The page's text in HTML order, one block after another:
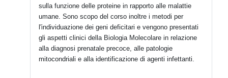
sulla funzione delle proteine in rapporto alle malattie
umane. Sono scopo del corso inoltre i metodi per
l'individuazione dei geni deficitari e vengono presentati
gli aspetti clinici della Biologia Molecolare in relazione
alla diagnosi prenatale precoce, alle patologie
mitocondriali e alla identificazione di agenti infettanti.